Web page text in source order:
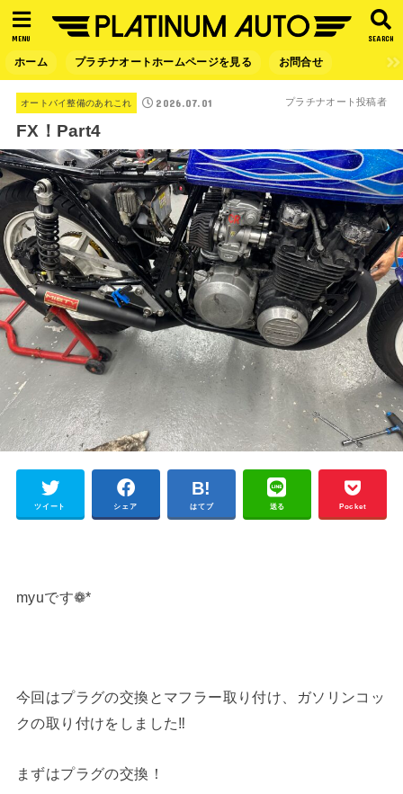
SEARCH
MENU
ホーム プラチナオートホームページを見る お問合せ
オートバイ整備のあれこれ 2026.07.01 プラチナオート投稿者
FX！Part4
ツイート シェア はてブ 送る Pocket
myuです❁*
今回はプラグの交換とマフラー取り付け、ガソリンコッ
クの取り付けをしました‼︎
まずはプラグの交換！